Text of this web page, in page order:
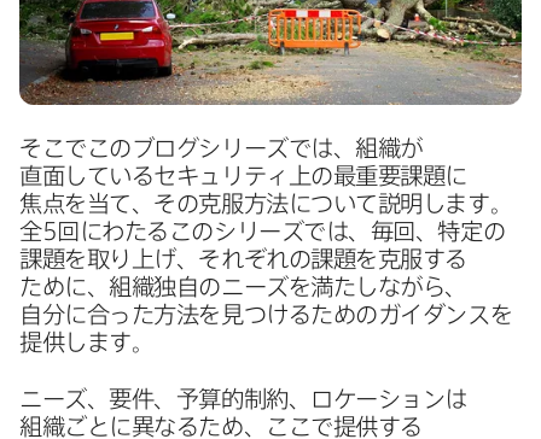
そこで​この​ブログシリーズでは、​組織が​
直面している​セキュリティ上の​最重要課題に​
焦点を​当て、​その​克服方​法に​ついて​説明します。​
全5 回に​わたる​この​シリーズでは、​毎回、​特定の​
課題を​取り上げ、​それぞれの​課題を​克服する​
ために、​組織独自の​ニーズを​満たしながら、​
自分に​合った​方​法を​見つける​ための​ガイダンスを​
提供します。
ニーズ、​要件、​予算的制約、​ロケーションは​
組織ごとに​異なる​ため、​ここで​提供する​